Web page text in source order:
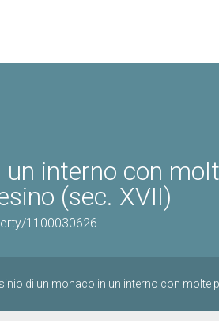
interno con
(sec. XVII)
1100030626
di un monaco in un interno con molte